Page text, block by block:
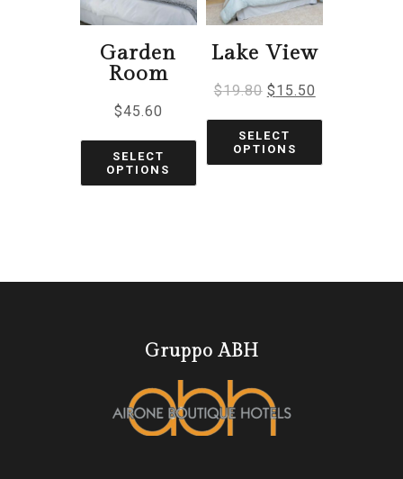
Garden
Room
$45.60
SELECT
OPTIONS
Lake View
$19.80 $15.50
SELECT
OPTIONS
Gruppo ABH